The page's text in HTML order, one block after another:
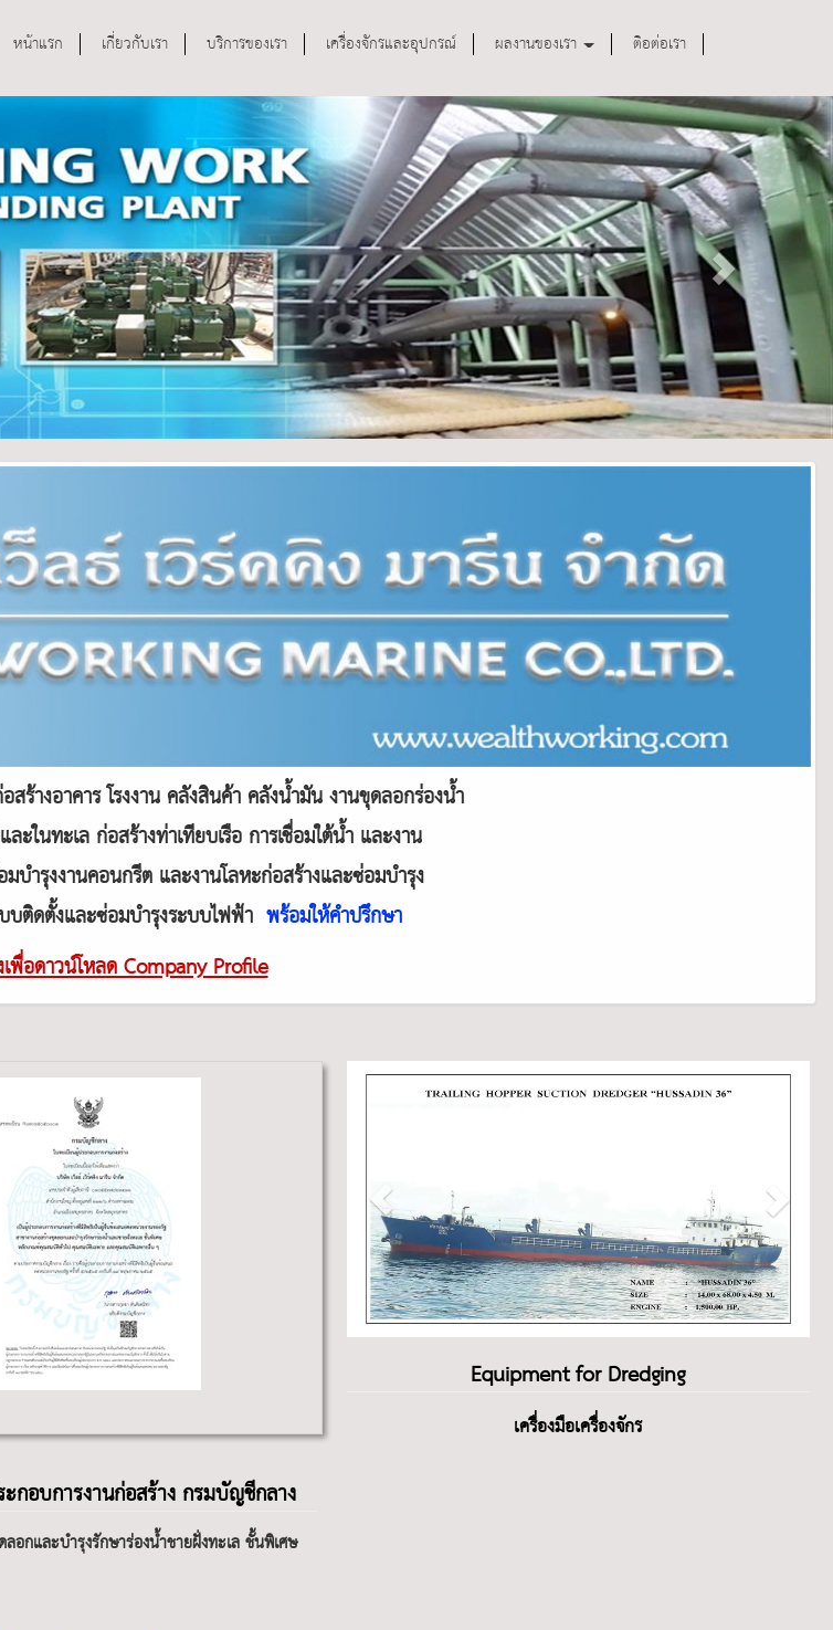
หน้าแรก เกี่ยวกับเรา บริการของเรา เครื่องจักรและอุปกรณ์ ผลงานของเรา ติอต่อเรา
ร้างอาคาร โรงงาน คลังสินค้า คลังน้ำมัน งานขุดลอกร่องน้ำ
ะในทะเล ก่อสร้างท่าเทียบเรือ การเชื่อมใต้น้ำ และงาน
บำรุงงานคอนกรีต และงานโลหะก่อสร้างและซ่อมบำรุง
ติดตั้งและซ่อมบำรุงระบบไฟฟ้า พร้อมให้คำปรึกษา
พื่อดาวน์โหลด Company Profile
กอบการงานก่อสร้าง กรมบัญชีกลาง
ลอกและบำรุงรักษาร่องน้ำชายฝั่งทะเล ชั้นพิเศษ
Equipment for Dredging
เครื่องมือเครื่องจักร